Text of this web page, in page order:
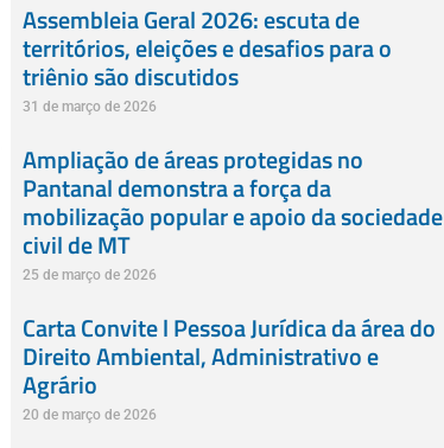
Assembleia Geral 2026: escuta de
territórios, eleições e desafios para o
triênio são discutidos
31 de março de 2026
Ampliação de áreas protegidas no
Pantanal demonstra a força da
mobilização popular e apoio da sociedade
civil de MT
25 de março de 2026
Carta Convite l Pessoa Jurídica da área do
Direito Ambiental, Administrativo e
Agrário
20 de março de 2026